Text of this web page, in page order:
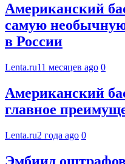
Американский
самую
в России
Lenta.ru11 месяцев ago 0
Американский
главное
Lenta.ru2 года ago 0